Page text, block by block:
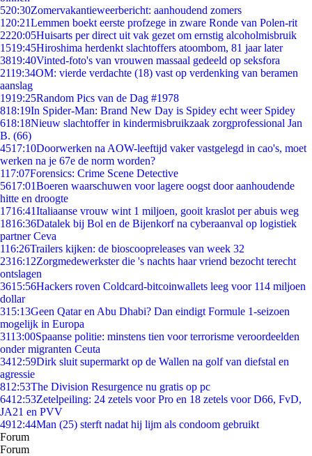
520:30Zomervakantieweerbericht: aanhoudend zomers
1 20:21Lemmen boekt eerste profzege in zware Ronde van Polen-rit
2220:05Huisarts per direct uit vak gezet om ernstig alcoholmisbruik
1519:45Hiroshima herdenkt slachtoffers atoombom, 81 jaar later
3819:40Vinted-foto's van vrouwen massaal gedeeld op seksfora
2119:34OM: vierde verdachte (18) vast op verdenking van beramen
aanslag
1919:25Random Pics van de Dag #1978
818:19In Spider-Man: Brand New Day is Spidey echt weer Spidey
618:18Nieuw slachtoffer in kindermisbruikzaak zorgprofessional Jan
B. (66)
4517:10Doorwerken na AOW-leeftijd vaker vastgelegd in cao's, moet
werken na je 67e de norm worden?
117:07Forensics: Crime Scene Detective
5617:01Boeren waarschuwen voor lagere oogst door aanhoudende
hitte en droogte
1716:41Italiaanse vrouw wint 1 miljoen, gooit kraslot per abuis weg
1816:36Datalek bij Bol en de Bijenkorf na cyberaanval op logistiek
partner Ceva
116:26Trailers kijken: de bioscoopreleases van week 32
2316:12Zorgmedewerkster die 's nachts haar vriend bezocht terecht
ontslagen
3615:56Hackers roven Coldcard-bitcoinwallets leeg voor 114 miljoen
dollar
315:13Geen Qatar en Abu Dhabi? Dan eindigt Formule 1-seizoen
mogelijk in Europa
3113:00Spaanse politie: minstens tien voor terrorisme veroordeelden
onder migranten Ceuta
3412:59Dirk sluit supermarkt op de Wallen na golf van diefstal en
agressie
812:53The Division Resurgence nu gratis op pc
6412:53Zetelpeiling: 24 zetels voor Pro en 18 zetels voor D66, FvD,
JA21 en PVV
4912:44Man (25) sterft nadat hij lijm als condoom gebruikt
Forum
Forum